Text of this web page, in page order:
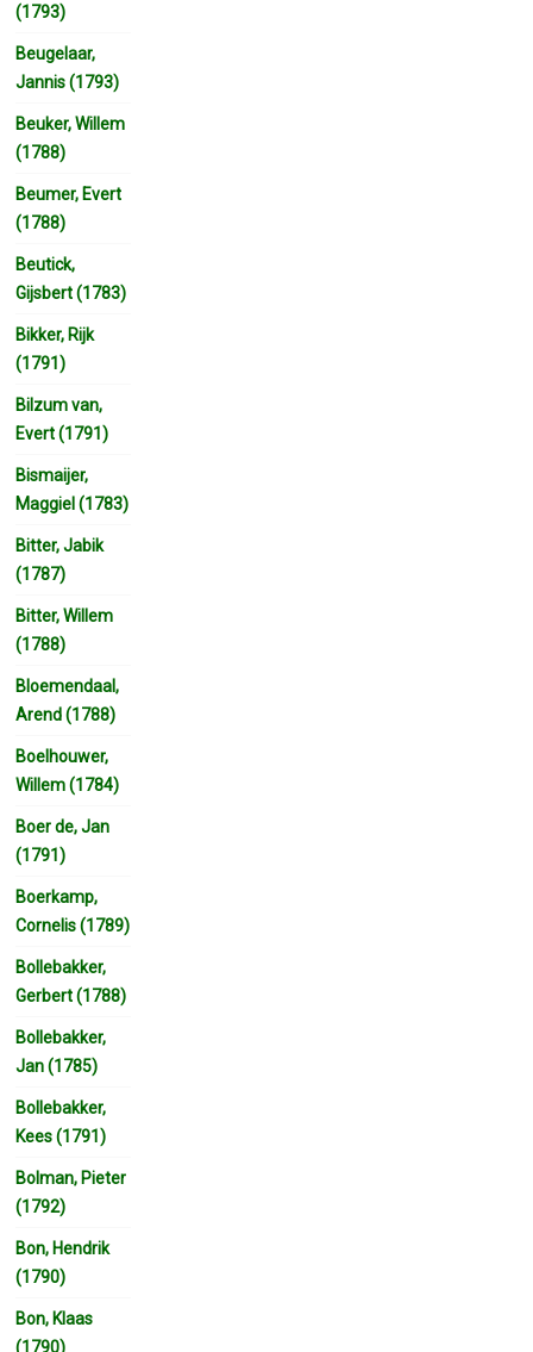
(1793)
Beugelaar,
Jannis (1793)
Beuker, Willem
(1788)
Beumer, Evert
(1788)
Beutick,
Gijsbert (1783)
Bikker, Rijk
(1791)
Bilzum van,
Evert (1791)
Bismaijer,
Maggiel (1783)
Bitter, Jabik
(1787)
Bitter, Willem
(1788)
Bloemendaal,
Arend (1788)
Boelhouwer,
Willem (1784)
Boer de, Jan
(1791)
Boerkamp,
Cornelis (1789)
Bollebakker,
Gerbert (1788)
Bollebakker,
Jan (1785)
Bollebakker,
Kees (1791)
Bolman, Pieter
(1792)
Bon, Hendrik
(1790)
Bon, Klaas
(1790)